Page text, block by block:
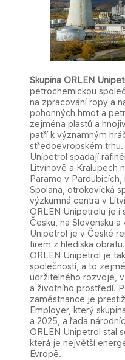
Skupina ORLEN
petrochemickou
na zpracování ropy a
pohonných hmot a
zejména plastů a
patří k významným​
středoevropském trhu.
Unipetrol spadají
Litvínově a Kralupech
Paramo v
Spolana, otrokovická
výzkumná centra v
ORLEN Unipetrolu je i
Česku, na Slovensku a
Unipetrol je v České
firem z hlediska
ORLEN Unipetrol je
společností, a to
udržitelného rozvoje,
a životního prostředí.
zaměstnance je
Employer, který
a 2025, a řada
ORLEN Unipetrol stal
která je největší
Evropě.